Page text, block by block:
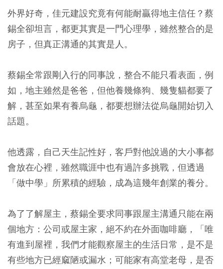
外界好奇，佳元建設究竟有何能耐贏得地主信任？蔡
錫全卻坦言，都更其實是一門心理學，雖然整合的是
房子，但真正溝通的其實是人。
蔡錫全常跟剛入行的同事說，整合不能只看表面，例
如，地主雖然是爸爸，但他養幾條狗、幾隻貓都要了
解，甚至如果有養烏龜，都要想辦法從烏龜開始切入
話題。
他透露，自己天生記性好，客戶對他說過的大小事都
會放在心裡，雖然職涯中也有過許多挑戰，但透過
「做中學」所累積的經驗，成為這幾年創業的養分。
為了了解屋主，蔡錫全要求同事跟屋主溝通只能在兩
個地方：公司或屋主家，絕不約在外面咖啡廳，「唯
有進到屋裡，我們才能觀察屋主的生活日常，是不是
有些地方已經窳陋或漏水；可能家有高堂老母，是否